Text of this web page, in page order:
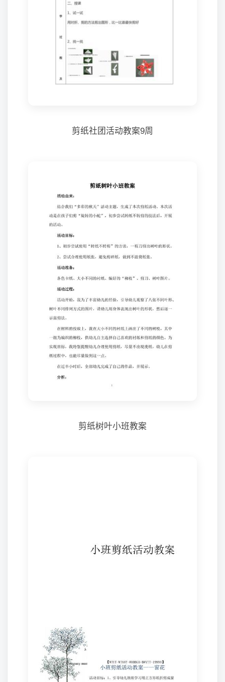
剪纸社团活动教案9周
剪纸树叶小班教案